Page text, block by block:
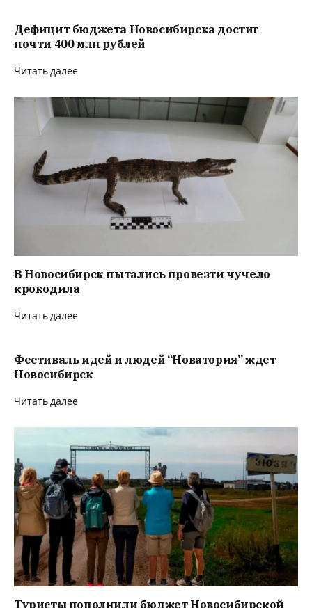
Дефицит бюджета Новосибирска достиг
почти 400 млн рублей
Читать далее
В Новосибирск пытались провезти чучело
крокодила
Читать далее
Фестиваль идей и людей “Новатория” ждет
Новосибирск
Читать далее
Туристы пополнили бюджет Новосибирской